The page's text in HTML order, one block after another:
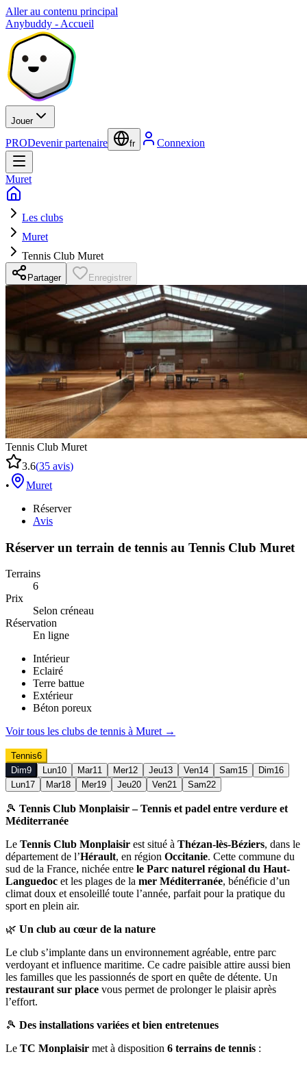
Aller au contenu principal
Anybuddy - Accueil
Jouer
PRODevenir partenaire fr Connexion
Muret
Les clubs
Muret
Tennis Club Muret
Partager Enregistrer
Tennis Club Muret
3.6(35 avis)
•
Muret
Réserver
Avis
Réserver un terrain de tennis au Tennis Club Muret
Terrains
6
Prix
Selon créneau
Réservation
En ligne
Intérieur
Eclairé
Terre battue
Extérieur
Béton poreux
Voir tous les clubs de tennis à Muret→
Tennis6
Dim9 Lun10 Mar11 Mer12 Jeu13 Ven14 Sam15 Dim16
Lun17 Mar18 Mer19 Jeu20 Ven21 Sam22
🎾 Tennis Club Monplaisir – Tennis et padel entre verdure et
Méditerranée
Le Tennis Club Monplaisir est situé à Thézan-lès-Béziers, dans le
département de l’Hérault, en région Occitanie. Cette commune du
sud de la France, nichée entre le Parc naturel régional du Haut-
Languedoc et les plages de la mer Méditerranée, bénéficie d’un
climat doux et ensoleillé toute l’année, parfait pour la pratique du
sport en plein air.
🌿 Un club au cœur de la nature
Le club s’implante dans un environnement agréable, entre parc
verdoyant et influence maritime. Ce cadre paisible attire aussi bien
les familles que les passionnés de sport en quête de détente. Un
restaurant sur place vous permet de prolonger le plaisir après
l’effort.
🎾 Des installations variées et bien entretenues
Le TC Monplaisir met à disposition 6 terrains de tennis :